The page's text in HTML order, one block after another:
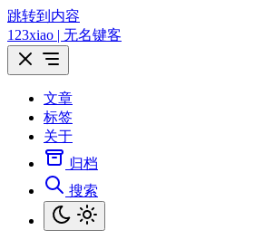
跳转到内容
123xiao | 无名键客
文章
标签
关于
归档
搜索